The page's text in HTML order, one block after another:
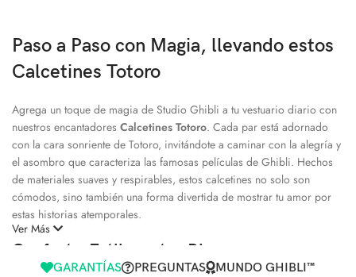
Paso a Paso con Magia, llevando estos
Calcetines Totoro
Agrega un toque de magia de Studio Ghibli a tu vestuario diario con
nuestros encantadores Calcetines Totoro. Cada par está adornado
con la cara sonriente de Totoro, invitándote a caminar con la alegría y
el asombro que caracteriza las famosas películas de Ghibli. Hechos
de materiales suaves y respirables, estos calcetines no solo son
cómodos, sino también una forma divertida de mostrar tu amor por
estas historias atemporales.
Confort y Estilo en tus Pies
Ver Más
GARANTÍAS PREGUNTAS MUNDO GHIBLI™